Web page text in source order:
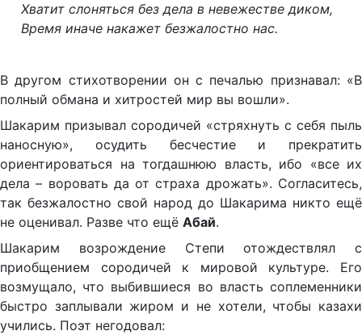
Хватит слоняться без дела в невежестве диком,
Время иначе накажет безжалостно нас.
В другом стихотворении он с печалью признавал: «В
полный обмана и хитростей мир вы вошли».
Шакарим призывал сородичей «стряхнуть с себя пыль
наносную», осудить бесчестие и прекратить
ориентироваться на тогдашнюю власть, ибо «все их
дела – воровать да от страха дрожать». Согласитесь,
так безжалостно свой народ до Шакарима никто ещё
не оценивал. Разве что ещё Абай.
Шакарим возрождение Степи отождествлял с
приобщением сородичей к мировой культуре. Его
возмущало, что выбившиеся во власть соплеменники
быстро заплывали жиром и не хотели, чтобы казахи
учились. Поэт негодовал: